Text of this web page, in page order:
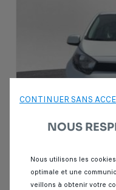
Garantie
CONTINUER SANS
NOUS
Nous utilisons les
optimale et une
veillons à obtenir votre